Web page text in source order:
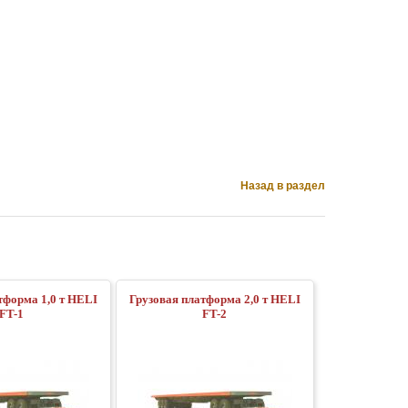
Назад в раздел
1,0 т HELI
FT-1
Грузовая платформа 2,0 т HELI
FT-2